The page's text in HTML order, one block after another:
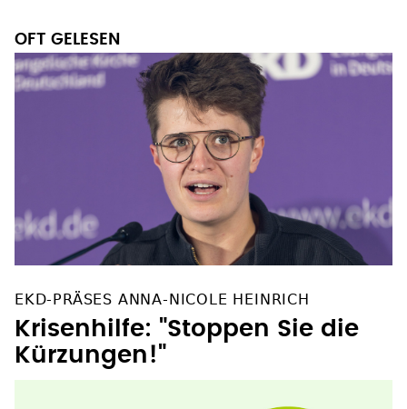
OFT GELESEN
EKD-PRÄSES ANNA-NICOLE HEINRICH
Krisenhilfe: "Stoppen Sie die
Kürzungen!"